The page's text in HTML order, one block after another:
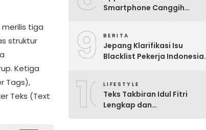
tiga
struktur
Ketiga
Tags),
Teks (Text
Smartphone Canggih
9 BERITA
Jepang Klarifikasi Isu
Blacklist Pekerja Indonesia,
10LIFESTYLE
Teks Takbiran Idul Fitri
Lengkap dan